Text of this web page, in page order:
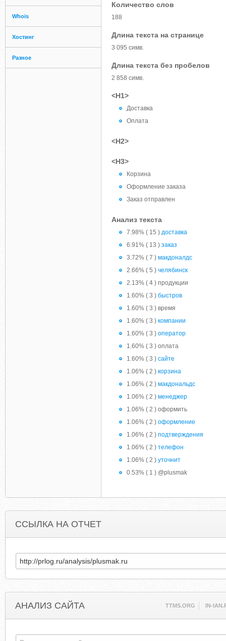
Whois
Хостинг
Разное
Количество слов
188
Длина текста на странице
3 095 симв.
Длина текста без пробелов
2 858 симв.
<H1>
Доставка
Оплата
<H2>
<H3>
Корзина
Оформление заказа
Заказ отправлен
Анализ текста
7.98% ( 15 ) доставка
6.91% ( 13 ) заказ
3.72% ( 7 ) макдоналдс
2.66% ( 5 ) челябинск
2.13% ( 4 ) продукции
1.60% ( 3 ) быстров
1.60% ( 3 ) время
1.60% ( 3 ) компании
1.60% ( 3 ) оператор
1.60% ( 3 ) оплата
1.60% ( 3 ) сайте
1.06% ( 2 ) корзина
1.06% ( 2 ) макдональдс
1.06% ( 2 ) менеджер
1.06% ( 2 ) оформить
1.06% ( 2 ) оформление
1.06% ( 2 ) подтверждения
1.06% ( 2 ) телефон
1.06% ( 2 ) уточнит
0.53% ( 1 ) @plusmak
ССЫЛКА НА ОТЧЕТ
АНАЛИЗ САЙТА TTMS.ORG IN-